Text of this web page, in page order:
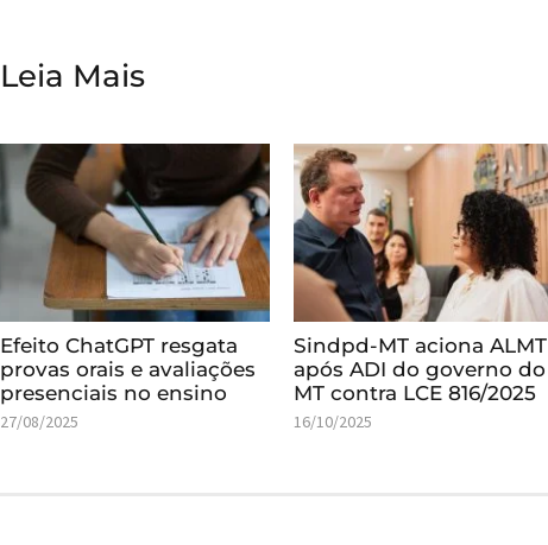
Leia Mais
Efeito ChatGPT resgata
provas orais e avaliações
presenciais no ensino
27/08/2025
Sindpd-MT aciona ALMT
após ADI do governo do
MT contra LCE 816/2025
16/10/2025